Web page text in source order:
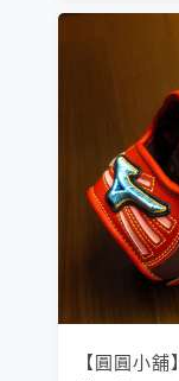
【圓圓小